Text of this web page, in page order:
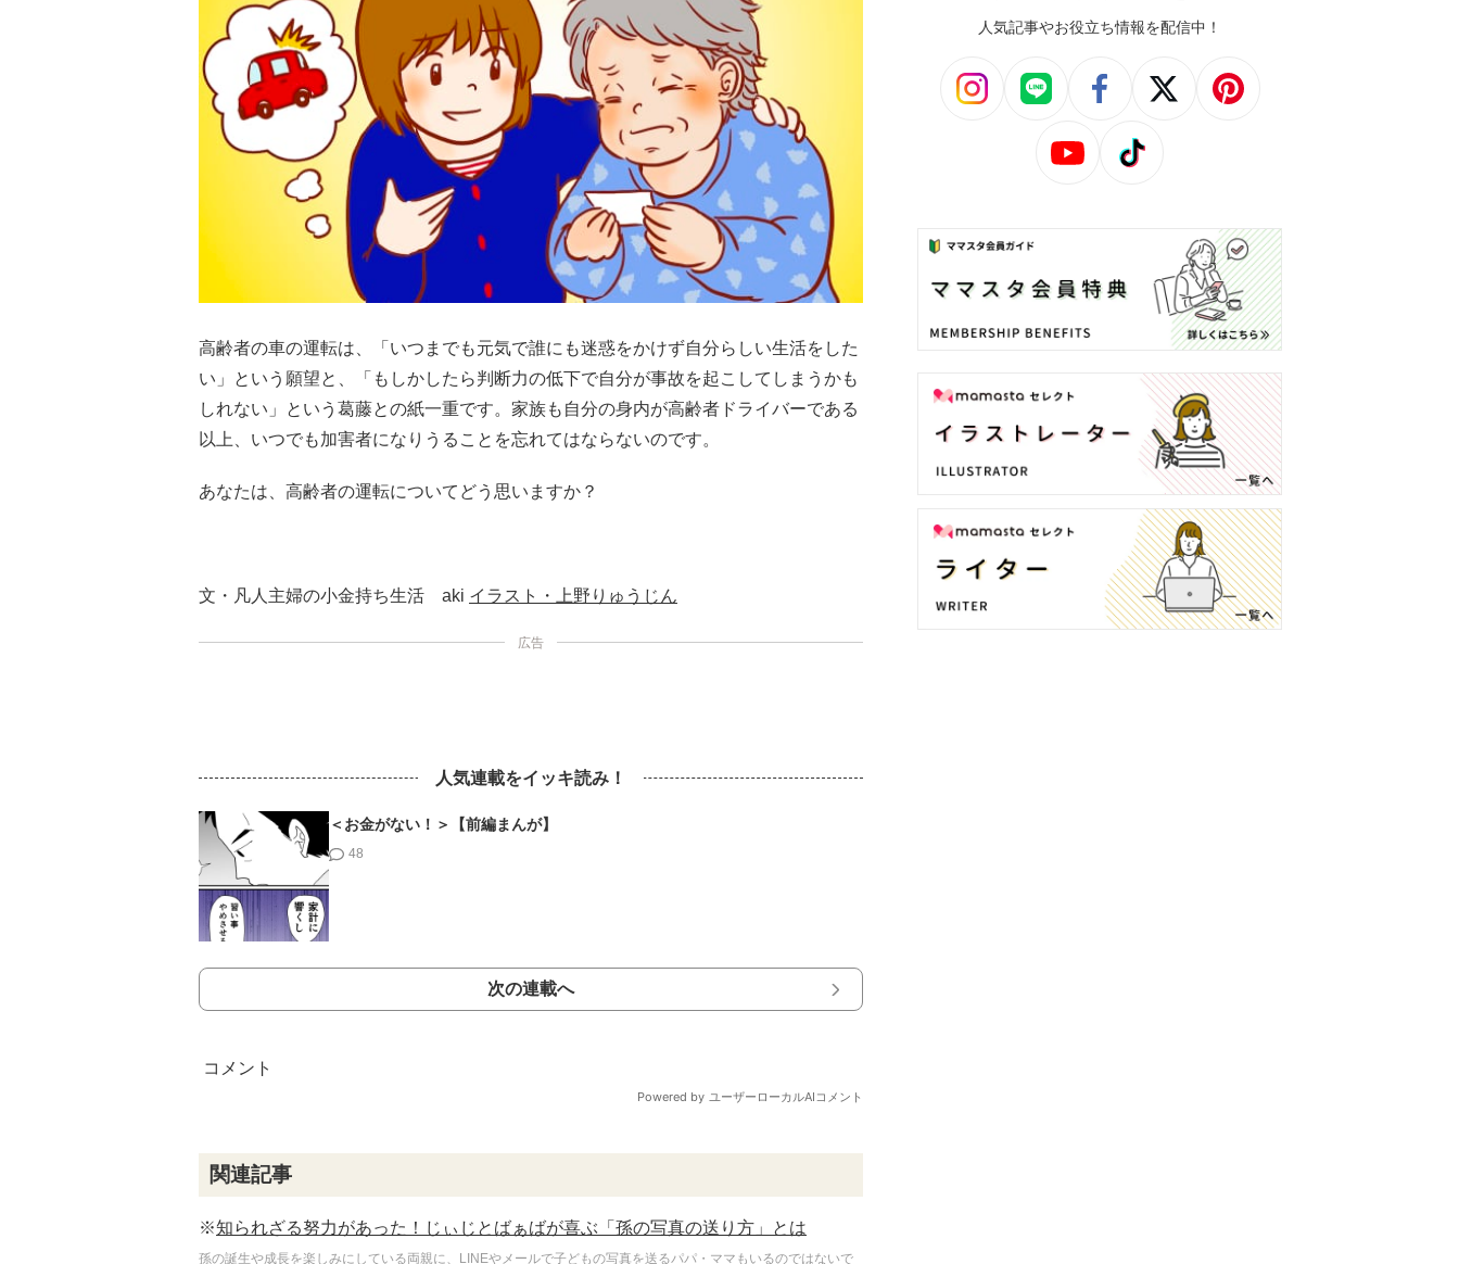
高齢者の車の運転は、「いつまでも元気で誰にも迷惑をかけず自分らしい生活をした
い」という願望と、「もしかしたら判断力の低下で自分が事故を起こしてしまうかも
しれない」という葛藤との紙一重です。家族も自分の身内が高齢者ドライバーである
以上、いつでも加害者になりうることを忘れてはならないのです。
あなたは、高齢者の運転についてどう思いますか？
文・凡人主婦の小金持ち生活 aki イラスト・上野りゅうじん
広告
人気連載をイッキ読み！
＜お金がない！＞【前編まんが】
48
次の連載へ
関連記事
※知られざる努力があった！じぃじとばぁばが喜ぶ「孫の写真の送り方」とは
孫の誕生や成長を楽しみにしている両親に、LINEやメールで子どもの写真を送るパパ・ママもいるのではないで
人気記事やお役立ち情報を配信中！